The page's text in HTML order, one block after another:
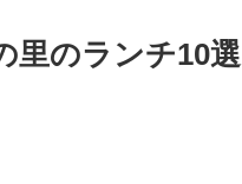
里のランチ10